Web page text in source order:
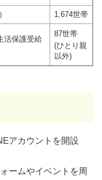
1,674世帯
活保護受給
87世帯
(ひとり親
以外)
アカウントを開設
ームやイベントを周